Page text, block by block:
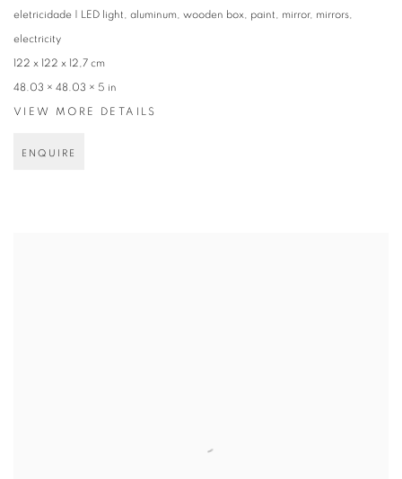
eletricidade | LED light, aluminum, wooden box, paint, mirror, mirrors,
electricity
122 x 122 x 12,7 cm
48.03 × 48.03 × 5 in
VIEW MORE DETAILS
ENQUIRE